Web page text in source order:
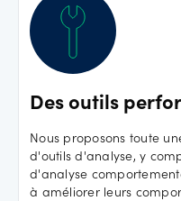
Des outils
Nous proposons toute
d'outils d'analyse, y
d'analyse
à améliorer leurs